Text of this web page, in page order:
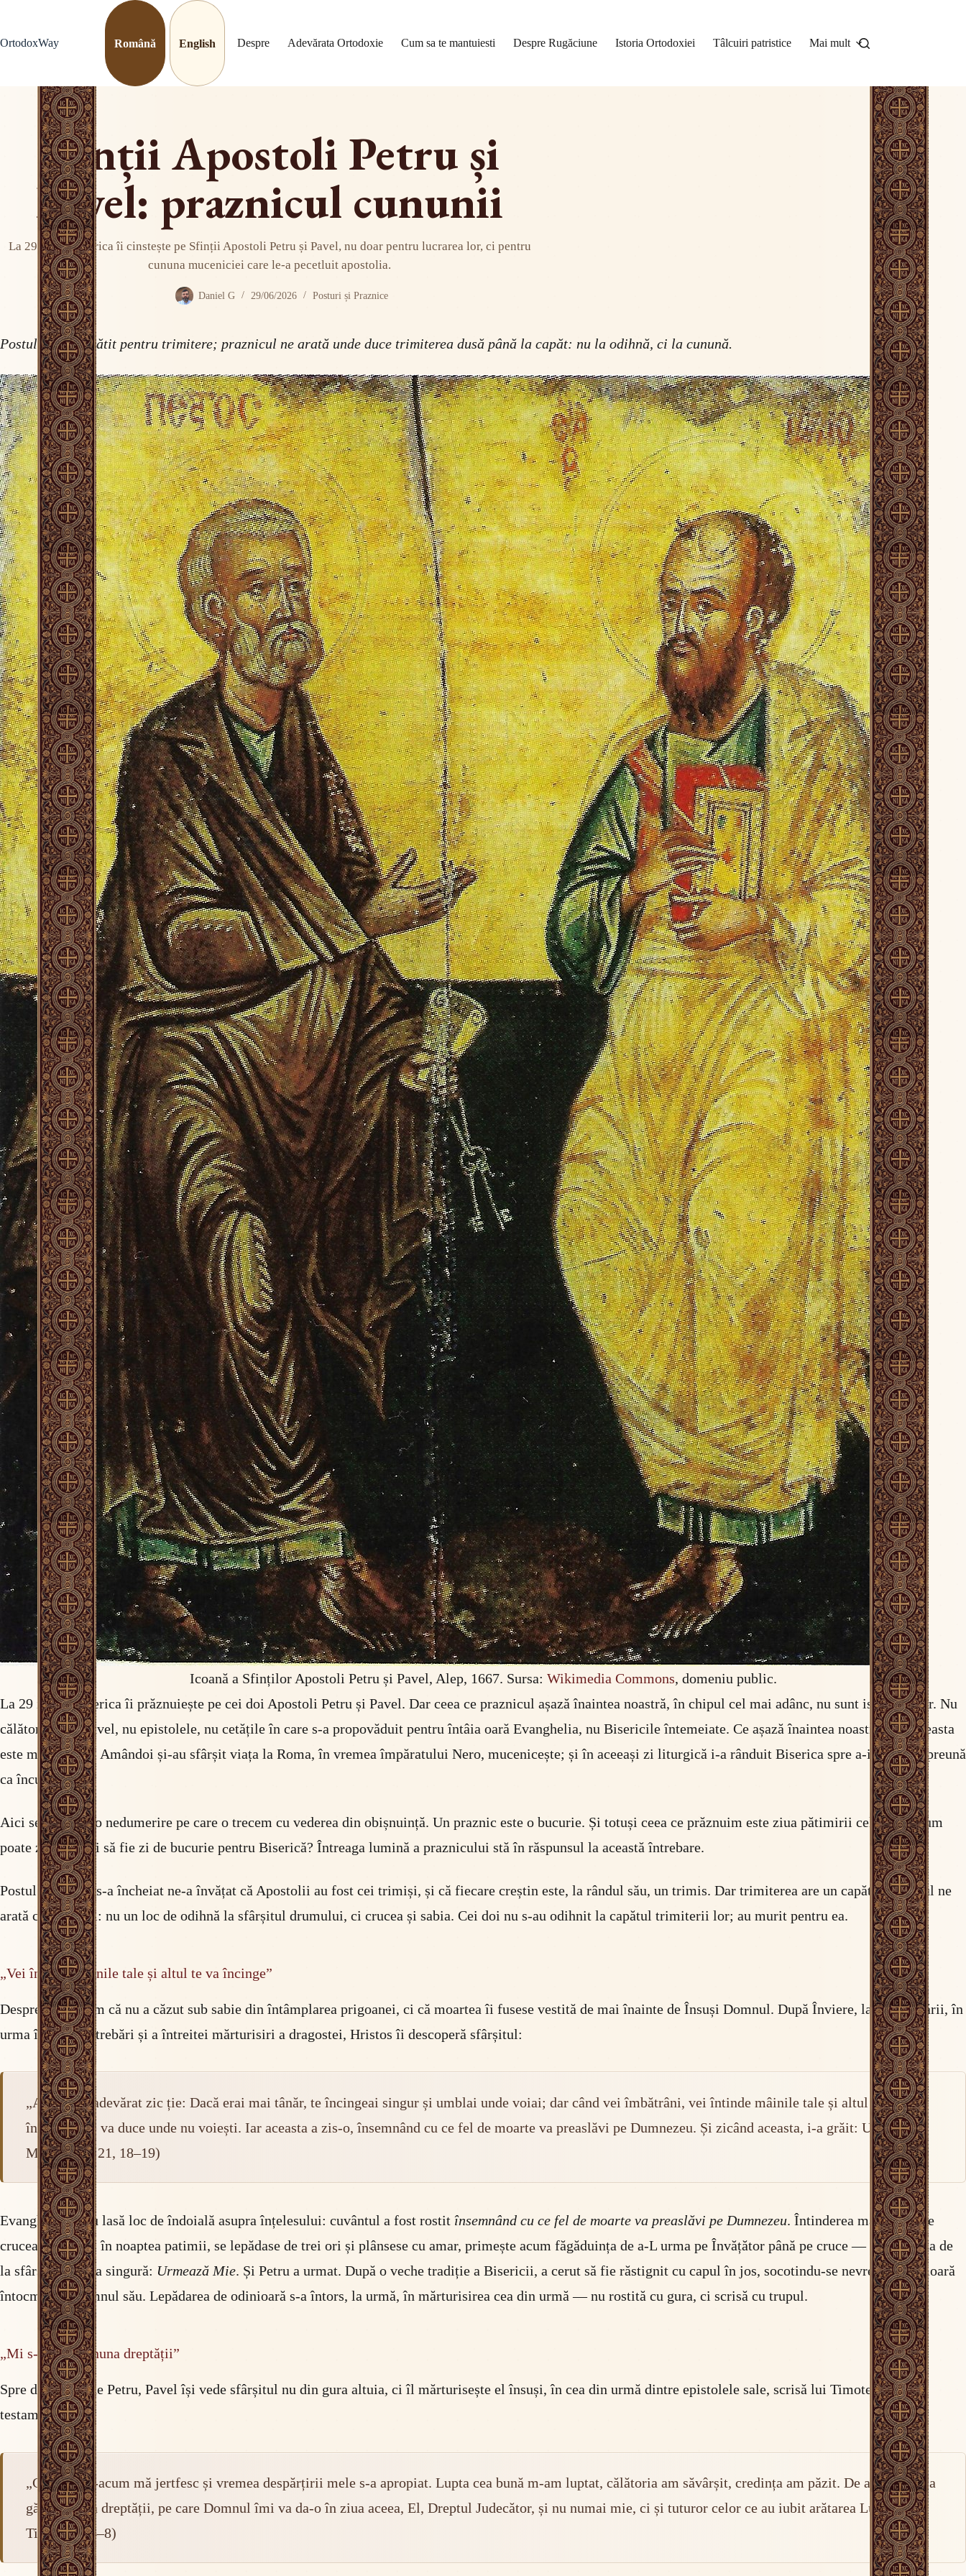
OrtodoxWay
Română English Despre Adevărata Ortodoxie Cum sa te mantuiesti Despre Rugăciune Istoria Ortodoxiei Tâlcuiri patristice Mai mult
Sfinții Apostoli Petru și
Pavel: praznicul cununii
La 29 iunie, Biserica îi cinstește pe Sfinții Apostoli Petru și Pavel, nu doar pentru lucrarea lor, ci pentru
cununa muceniciei care le-a pecetluit apostolia.
Daniel G 29/06/2026 Posturi și Praznice
Postul ne-a pregătit pentru trimitere; praznicul ne arată unde duce trimiterea dusă până la capăt: nu la odihnă, ci la cunună.
Icoană a Sfinților Apostoli Petru și Pavel, Alep, 1667. Sursa: Wikimedia Commons, domeniu public.
La 29 iunie, Biserica îi prăznuiește pe cei doi Apostoli Petru și Pavel. Dar ceea ce praznicul așază înaintea noastră, în chipul cel mai adânc, nu sunt isprăvile lor. Nu
călătoriile lui Pavel, nu epistolele, nu cetățile în care s-a propovăduit pentru întâia oară Evanghelia, nu Bisericile întemeiate. Ce așază înaintea noastră ziua aceasta
este moartea lor. Amândoi și-au sfârșit viața la Roma, în vremea împăratului Nero, mucenicește; și în aceeași zi liturgică i-a rânduit Biserica spre a-i cinsti împreună
ca încununați.
Aici se ascunde o nedumerire pe care o trecem cu vederea din obișnuință. Un praznic este o bucurie. Și totuși ceea ce prăznuim este ziua pătimirii celor doi. Cum
poate ziua morții să fie zi de bucurie pentru Biserică? Întreaga lumină a praznicului stă în răspunsul la această întrebare.
Postul care abia s-a încheiat ne-a învățat că Apostolii au fost cei trimiși, și că fiecare creștin este, la rândul său, un trimis. Dar trimiterea are un capăt. Praznicul ne
arată care este el: nu un loc de odihnă la sfârșitul drumului, ci crucea și sabia. Cei doi nu s-au odihnit la capătul trimiterii lor; au murit pentru ea.
„Vei întinde mâinile tale și altul te va încinge”
Despre Petru știm că nu a căzut sub sabie din întâmplarea prigoanei, ci că moartea îi fusese vestită de mai înainte de Însuși Domnul. După Înviere, la malul mării, în
urma întreitei întrebări și a întreitei mărturisiri a dragostei, Hristos îi descoperă sfârșitul:
„Adevărat, adevărat zic ție: Dacă erai mai tânăr, te încingeai singur și umblai unde voiai; dar când vei îmbătrâni, vei întinde mâinile tale și altul te va
încinge și te va duce unde nu voiești. Iar aceasta a zis-o, însemnând cu ce fel de moarte va preaslăvi pe Dumnezeu. Și zicând aceasta, i-a grăit: Urmează
Mie.” (Ioan 21, 18–19)
Evanghelistul nu lasă loc de îndoială asupra înțelesului: cuvântul a fost rostit însemnând cu ce fel de moarte va preaslăvi pe Dumnezeu. Întinderea mâinilor este
crucea. Cel care, în noaptea patimii, se lepădase de trei ori și plânsese cu amar, primește acum făgăduința de a-L urma pe Învățător până pe cruce — iar porunca de
la sfârșit este una singură: Urmează Mie. Și Petru a urmat. După o veche tradiție a Bisericii, a cerut să fie răstignit cu capul în jos, socotindu-se nevrednic să moară
întocmai ca Domnul său. Lepădarea de odinioară s-a întors, la urmă, în mărturisirea cea din urmă — nu rostită cu gura, ci scrisă cu trupul.
„Mi s-a gătit cununa dreptății”
Spre deosebire de Petru, Pavel își vede sfârșitul nu din gura altuia, ci îl mărturisește el însuși, în cea din urmă dintre epistolele sale, scrisă lui Timotei ca un
testament:
„Căci eu de-acum mă jertfesc și vremea despărțirii mele s-a apropiat. Lupta cea bună m-am luptat, călătoria am săvârșit, credința am păzit. De acum mi s-a
gătit cununa dreptății, pe care Domnul îmi va da-o în ziua aceea, El, Dreptul Judecător, și nu numai mie, ci și tuturor celor ce au iubit arătarea Lui.” (2
Timotei 4, 6–8)